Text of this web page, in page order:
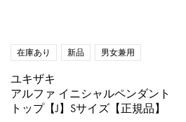
在庫あり 新品 男女兼用
ユキザキ
アルファ イニシャルペンダント
トップ【J】Sサイズ【正規品】